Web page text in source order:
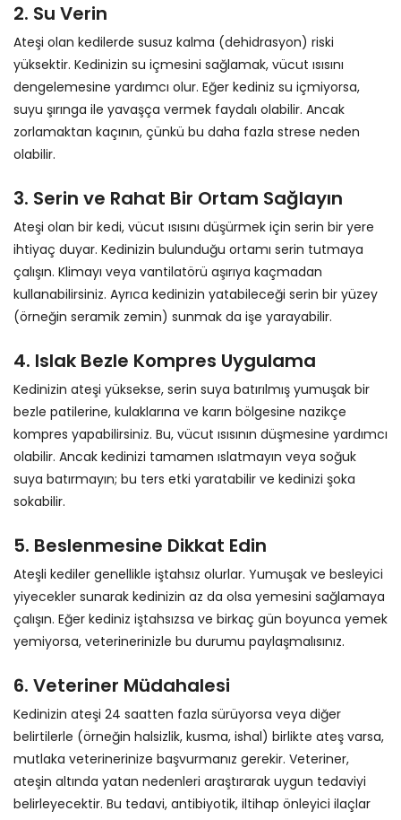
2. Su Verin
Ateşi olan kedilerde susuz kalma (dehidrasyon) riski
yüksektir. Kedinizin su içmesini sağlamak, vücut ısısını
dengelemesine yardımcı olur. Eğer kediniz su içmiyorsa,
suyu şırınga ile yavaşça vermek faydalı olabilir. Ancak
zorlamaktan kaçının, çünkü bu daha fazla strese neden
olabilir.
3. Serin ve Rahat Bir Ortam Sağlayın
Ateşi olan bir kedi, vücut ısısını düşürmek için serin bir yere
ihtiyaç duyar. Kedinizin bulunduğu ortamı serin tutmaya
çalışın. Klimayı veya vantilatörü aşırıya kaçmadan
kullanabilirsiniz. Ayrıca kedinizin yatabileceği serin bir yüzey
(örneğin seramik zemin) sunmak da işe yarayabilir.
4. Islak Bezle Kompres Uygulama
Kedinizin ateşi yüksekse, serin suya batırılmış yumuşak bir
bezle patilerine, kulaklarına ve karın bölgesine nazikçe
kompres yapabilirsiniz. Bu, vücut ısısının düşmesine yardımcı
olabilir. Ancak kedinizi tamamen ıslatmayın veya soğuk
suya batırmayın; bu ters etki yaratabilir ve kedinizi şoka
sokabilir.
5. Beslenmesine Dikkat Edin
Ateşli kediler genellikle iştahsız olurlar. Yumuşak ve besleyici
yiyecekler sunarak kedinizin az da olsa yemesini sağlamaya
çalışın. Eğer kediniz iştahsızsa ve birkaç gün boyunca yemek
yemiyorsa, veterinerinizle bu durumu paylaşmalısınız.
6. Veteriner Müdahalesi
Kedinizin ateşi 24 saatten fazla sürüyorsa veya diğer
belirtilerle (örneğin halsizlik, kusma, ishal) birlikte ateş varsa,
mutlaka veterinerinize başvurmanız gerekir. Veteriner,
ateşin altında yatan nedenleri araştırarak uygun tedaviyi
belirleyecektir. Bu tedavi, antibiyotik, iltihap önleyici ilaçlar